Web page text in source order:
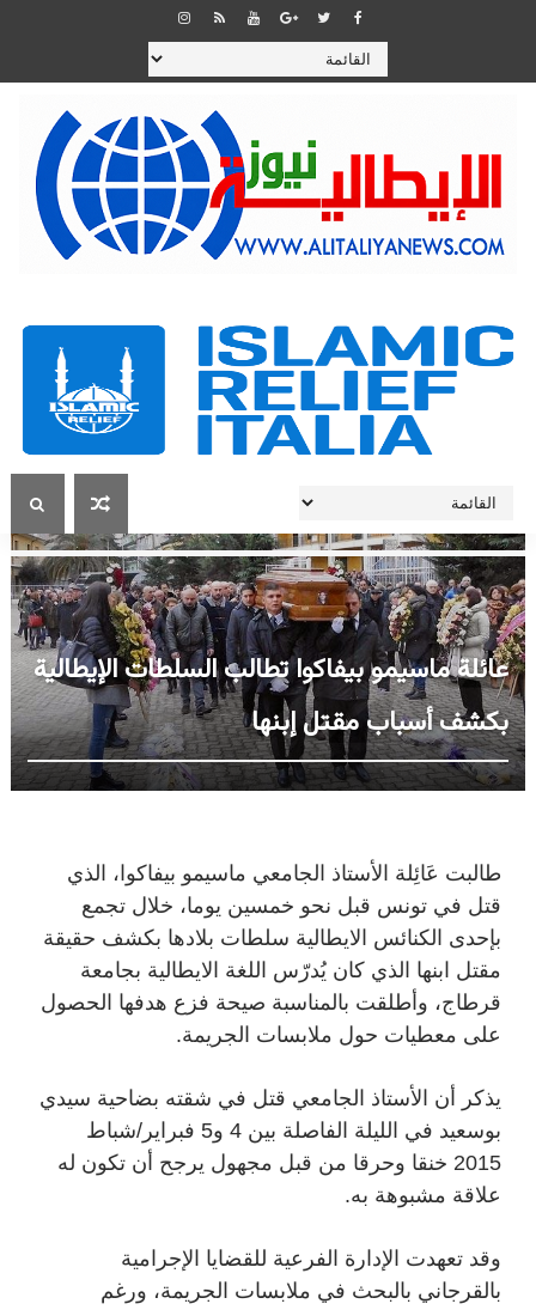
عائلة ماسيمو بيفاكوا تطالب السلطات الإيطالية
بكشف أسباب مقتل إبنها
طالبت عَائِلة الأستاذ الجامعي ماسيمو بيفاكوا، الذي
قتل في تونس قبل نحو خمسين يوما، خلال تجمع
بإحدى الكنائس الايطالية سلطات بلادها بكشف حقيقة
مقتل ابنها الذي كان يُدرّس اللغة الايطالية بجامعة
قرطاج، وأطلقت بالمناسبة صيحة فزع هدفها الحصول
على معطيات حول ملابسات الجريمة.
يذكر أن الأستاذ الجامعي قتل في شقته بضاحية سيدي
بوسعيد في الليلة الفاصلة بين 4 و5 فبراير/شباط
2015 خنقا وحرقا من قبل مجهول يرجح أن تكون له
علاقة مشبوهة به.
وقد تعهدت الإدارة الفرعية للقضايا الإجرامية
بالقرجاني بالبحث في ملابسات الجريمة، ورغم